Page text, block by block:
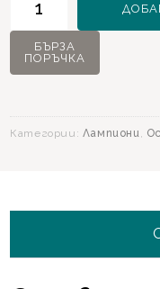
Лампион
Shavi
БЪРЗА
ПОРЪЧКА
Категории: Лампиони,